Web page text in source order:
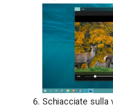
Schiacciate sulla